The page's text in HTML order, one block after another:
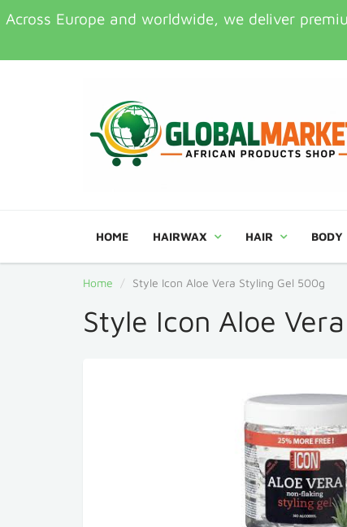
Across Europe and worldwide, we deliver
HOME HAIRWAX HAIR BODY
Home Style Icon Aloe Vera Styling Gel 500g
Style Icon Aloe